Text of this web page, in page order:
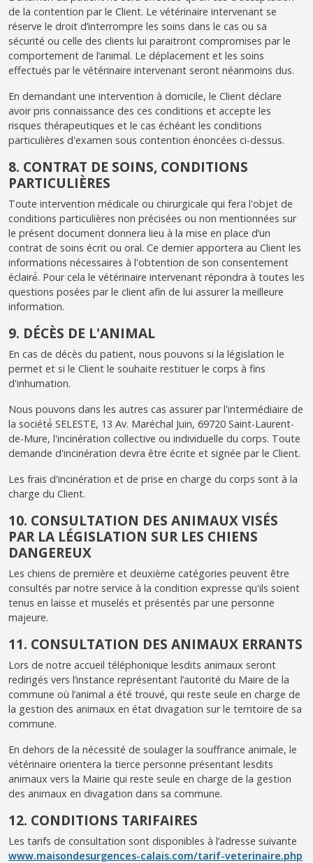
de la contention par le Client. Le vétérinaire intervenant se
réserve le droit d’interrompre les soins dans le cas ou sa
sécurité ou celle des clients lui paraitront compromises par le
comportement de l’animal. Le déplacement et les soins
effectués par le vétérinaire intervenant seront néanmoins dus.
En demandant une intervention à domicile, le Client déclare
avoir pris connaissance des ces conditions et accepte les
risques thérapeutiques et le cas échéant les conditions
particulières d'examen sous contention énoncées ci-dessus.
8. CONTRAT DE SOINS, CONDITIONS
PARTICULIÈRES
Toute intervention médicale ou chirurgicale qui fera l'objet de
conditions particulières non précisées ou non mentionnées sur
le présent document donnera lieu à la mise en place d’un
contrat de soins écrit ou oral. Ce dernier apportera au Client les
informations nécessaires à l'obtention de son consentement
éclairé́. Pour cela le vétérinaire intervenant répondra à toutes les
questions posées par le client afin de lui assurer la meilleure
information.
9. DÉCÈS DE L'ANIMAL
En cas de décès du patient, nous pouvons si la législation le
permet et si le Client le souhaite restituer le corps à fins
d'inhumation.
Nous pouvons dans les autres cas assurer par l'intermédiaire de
la société́ SELESTE, 13 Av. Maréchal Juin, 69720 Saint-Laurent-
de-Mure, l'incinération collective ou individuelle du corps. Toute
demande d'incinération devra être écrite et signée par le Client.
Les frais d'incinération et de prise en charge du corps sont à la
charge du Client.
10. CONSULTATION DES ANIMAUX VISÉS
PAR LA LÉGISLATION SUR LES CHIENS
DANGEREUX
Les chiens de première et deuxième catégories peuvent être
consultés par notre service à la condition expresse qu'ils soient
tenus en laisse et muselés et présentés par une personne
majeure.
11. CONSULTATION DES ANIMAUX ERRANTS
Lors de notre accueil téléphonique lesdits animaux seront
redirigés vers l’instance représentant l’autorité du Maire de la
commune où l’animal a été trouvé, qui reste seule en charge de
la gestion des animaux en état divagation sur le territoire de sa
commune.
En dehors de la nécessité de soulager la souffrance animale, le
vétérinaire orientera la tierce personne présentant lesdits
animaux vers la Mairie qui reste seule en charge de la gestion
des animaux en divagation dans sa commune.
12. CONDITIONS TARIFAIRES
Les tarifs de consultation sont disponibles à l’adresse suivante
www.maisondesurgences-calais.com/tarif-veterinaire.php